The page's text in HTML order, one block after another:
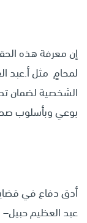
إن معرفة هذه
لمحامٍ مثلأ.عبد
الشخصية لضمان
بوعي وبأسلوب
أدق دفاع في
عبد العظيم